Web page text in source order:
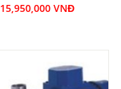
15,950,000 VNĐ